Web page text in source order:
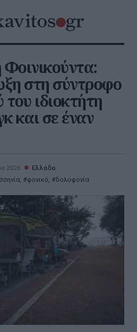
στη σύντροφο
του ιδιοκτήτη
και σε έναν
2026
Ελλάδα
, φονικό, δολοφονία